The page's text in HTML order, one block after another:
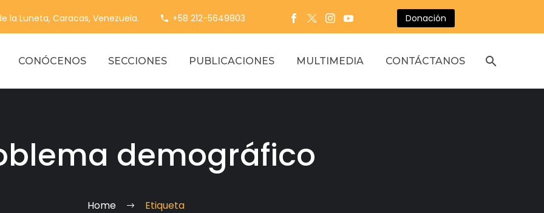
la Luneta, Caracas, Venezuela. +58 212-5649803 Donación
CONÓCENOS SECCIONES PUBLICACIONES MULTIMEDIA CONTÁCTANOS
demográfico
Home Etiqueta